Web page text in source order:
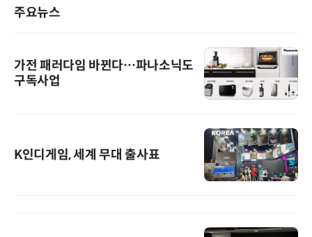
주요뉴스
가전 패러다임 바뀐다…파나소닉도
구독사업
K인디게임, 세계 무대 출사표